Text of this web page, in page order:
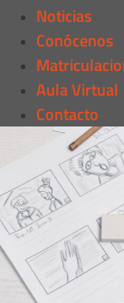
Noticias
Conócenos
Aula Virtual
Contacto